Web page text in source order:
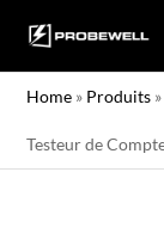
Home » Produits
Testeur de